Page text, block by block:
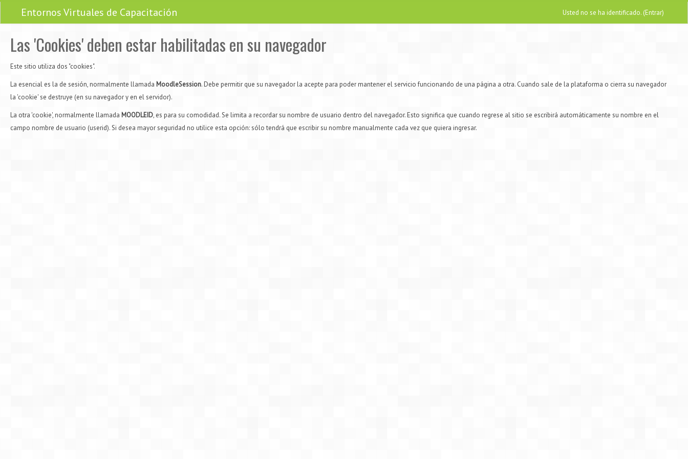
Entornos Virtuales de Capacitación Usted no se ha identificado. (Entrar)
Las 'Cookies' deben estar habilitadas en su navegador
Este sitio utiliza dos "cookies".
La esencial es la de sesión, normalmente llamada MoodleSession. Debe permitir que su navegador la acepte para poder mantener el servicio funcionando de una página a otra. Cuando sale de la plataforma o cierra su navegador
la 'cookie' se destruye (en su navegador y en el servidor).
La otra 'cookie', normalmente llamada MOODLEID, es para su comodidad. Se limita a recordar su nombre de usuario dentro del navegador. Esto significa que cuando regrese al sitio se escribirá automáticamente su nombre en el
campo nombre de usuario (userid). Si desea mayor seguridad no utilice esta opción: sólo tendrá que escribir su nombre manualmente cada vez que quiera ingresar.